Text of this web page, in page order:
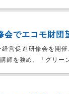
でエコモ財団
営促進研修会を開
師を務め、「グリ